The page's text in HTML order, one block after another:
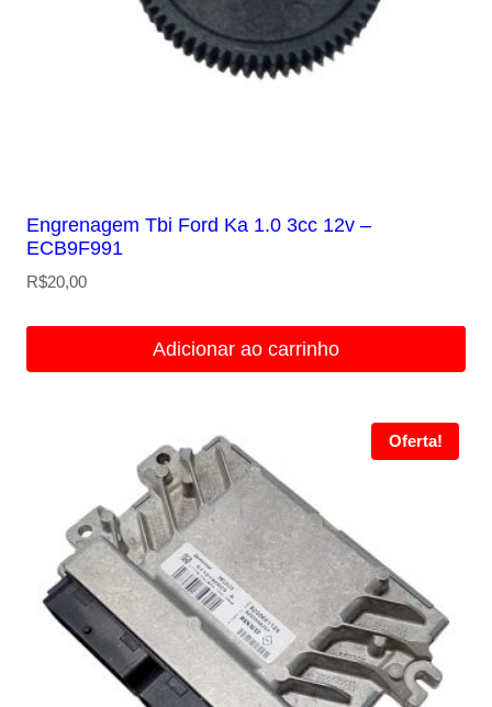
Engrenagem Tbi Ford Ka 1.0 3cc 12v –
ECB9F991
R$20,00
Adicionar ao carrinho
Oferta!